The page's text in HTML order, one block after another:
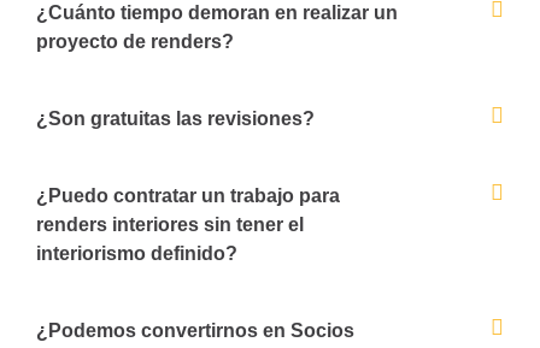
¿Cuánto tiempo demoran en realizar un
proyecto de renders?
¿Son gratuitas las revisiones?
¿Puedo contratar un trabajo para
renders interiores sin tener el
interiorismo definido?
¿Podemos convertirnos en Socios